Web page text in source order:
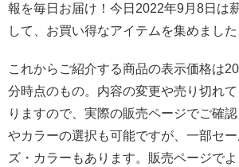
報を毎日お届け！今日2022年9月8日は
して、お買い得なアイテムを集めました
これからご紹介する商品の表示価格は
分時点のもの。内容の変更や売り切れ
りますので、実際の販売ページでご確
やカラーの選択も可能ですが、一部セ
ズ・カラーもあります。販売ページで